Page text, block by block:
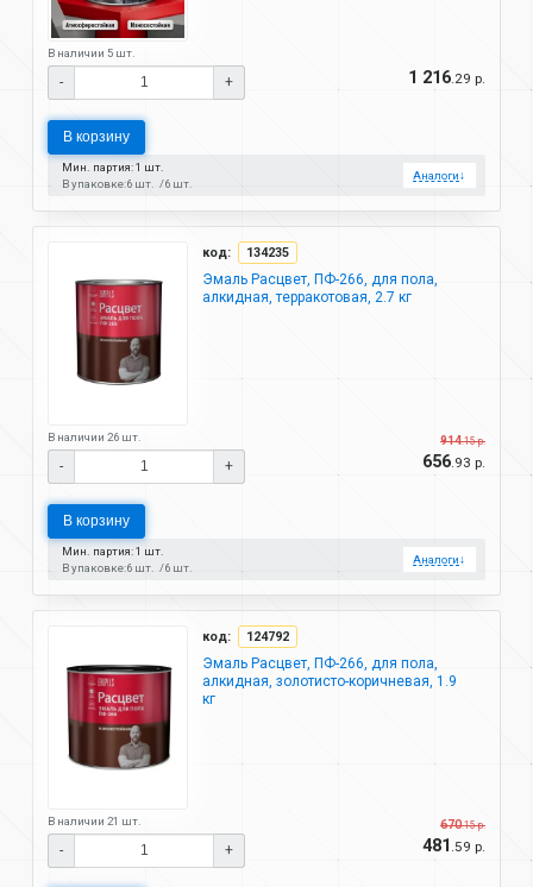
В наличии 5 шт.
- + 1 216.29 р.
В корзину
Мин. партия: 1 шт.
В упаковке:6 шт. 6 шт.
Аналоги↓
код: 134235
Эмаль Расцвет, ПФ-266, для пола,
алкидная, терракотовая, 2.7 кг
В наличии 26 шт.
- +
914.15 р.
656.93 р.
В корзину
Мин. партия: 1 шт.
В упаковке:6 шт. 6 шт.
Аналоги↓
код: 124792
Эмаль Расцвет, ПФ-266, для пола,
алкидная, золотисто-коричневая, 1.9
кг
В наличии 21 шт.
- +
670.15 р.
481 .59 р.